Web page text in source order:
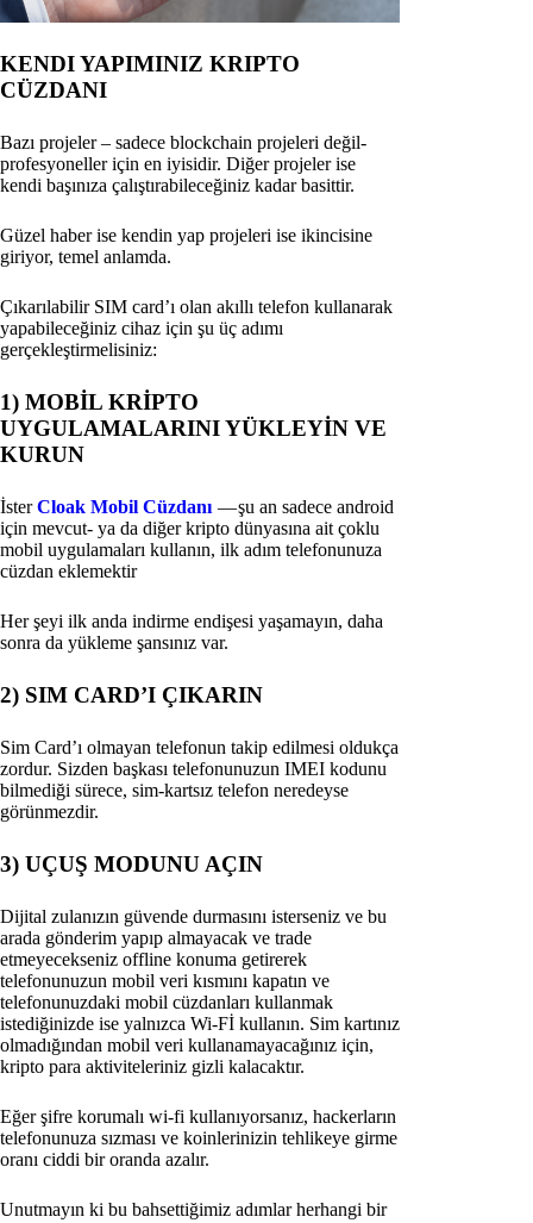
KENDI YAPIMINIZ KRIPTO
CÜZDANI
Bazı projeler – sadece blockchain projeleri değil-
profesyoneller için en iyisidir. Diğer projeler ise
kendi başınıza çalıştırabileceğiniz kadar basittir.
Güzel haber ise kendin yap projeleri ise ikincisine
giriyor, temel anlamda.
Çıkarılabilir SIM card’ı olan akıllı telefon kullanarak
yapabileceğiniz cihaz için şu üç adımı
gerçekleştirmelisiniz:
1) MOBİL KRİPTO
UYGULAMALARINI YÜKLEYİN VE
KURUN
İsterCloak Mobil Cüzdanı — şu an sadece android
için mevcut- ya da diğer kripto dünyasına ait çoklu
mobil uygulamaları kullanın, ilk adım telefonunuza
cüzdan eklemektir
Her şeyi ilk anda indirme endişesi yaşamayın, daha
sonra da yükleme şansınız var.
2) SIM CARD’I ÇIKARIN
Sim Card’ı olmayan telefonun takip edilmesi oldukça
zordur. Sizden başkası telefonunuzun IMEI kodunu
bilmediği sürece, sim-kartsız telefon neredeyse
görünmezdir.
3) UÇUŞ MODUNU AÇIN
Dijital zulanızın güvende durmasını isterseniz ve bu
arada gönderim yapıp almayacak ve trade
etmeyecekseniz offline konuma getirerek
telefonunuzun mobil veri kısmını kapatın ve
telefonunuzdaki mobil cüzdanları kullanmak
istediğinizde ise yalnızca Wi-Fİ kullanın. Sim kartınız
olmadığından mobil veri kullanamayacağınız için,
kripto para aktiviteleriniz gizli kalacaktır.
Eğer şifre korumalı wi-fi kullanıyorsanız, hackerların
telefonunuza sızması ve koinlerinizin tehlikeye girme
oranı ciddi bir oranda azalır.
Unutmayın ki bu bahsettiğimiz adımlar herhangi bir